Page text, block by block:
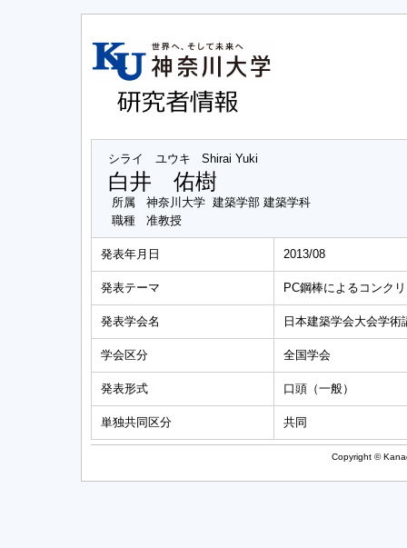
シライ ユウキ Shirai Yuki
白井 佑樹
所属
神奈川大学 建築学部 建築学科
職種
准教授
発表年月日 2013/08
発表テーマ PC鋼棒によるコンク
発表学会名 日本建築学会大会学術
学会区分 全国学会
発表形式 口頭（一般）
単独共同区分 共同
Copyright ©